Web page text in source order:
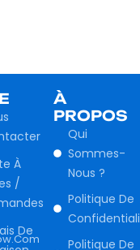
À
/
De
À
PROPOS
Qui
Sommes-
Nous ?
Politique De
Politique De